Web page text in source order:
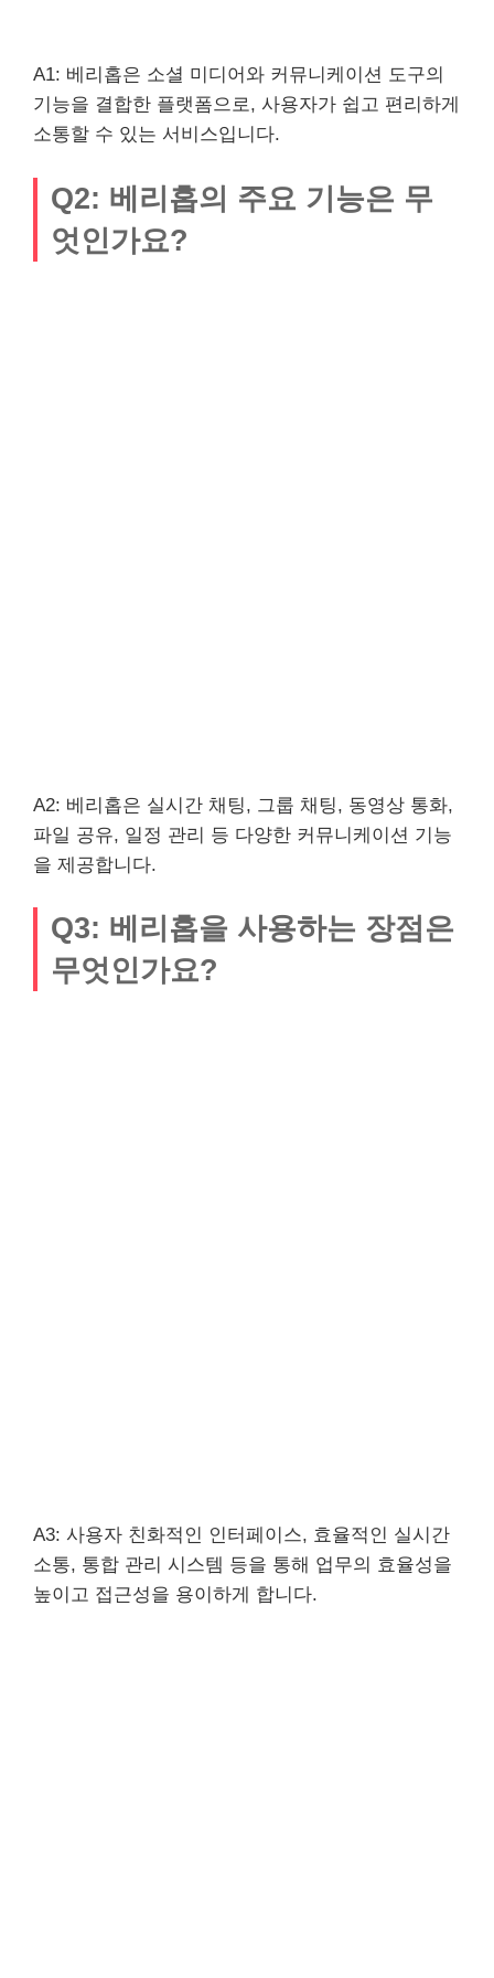
A1: 베리홉은 소셜 미디어와 커뮤니케이션 도구의
기능을 결합한 플랫폼으로, 사용자가 쉽고 편리하게
소통할 수 있는 서비스입니다.
Q2: 베리홉의 주요 기능은 무
엇인가요?
A2: 베리홉은 실시간 채팅, 그룹 채팅, 동영상 통화,
파일 공유, 일정 관리 등 다양한 커뮤니케이션 기능
을 제공합니다.
Q3: 베리홉을 사용하는 장점은
무엇인가요?
A3: 사용자 친화적인 인터페이스, 효율적인 실시간
소통, 통합 관리 시스템 등을 통해 업무의 효율성을
높이고 접근성을 용이하게 합니다.